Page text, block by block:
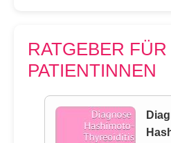
RATGEBER FÜR
PATIENTINNEN